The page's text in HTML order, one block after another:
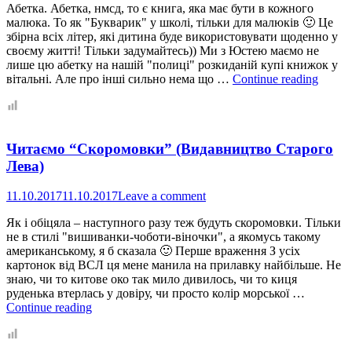
Абетка. Абетка, нмсд, то є книга, яка має бути в кожного
малюка. То як "Букварик" у школі, тільки для малюків 🙂 Це
збірна всіх літер, які дитина буде використовувати щоденно у
своєму житті! Тільки задумайтесь)) Ми з Юстею маємо не
лише цю абетку на нашій "полиці" розкиданій купі книжок у
вітальні. Але про інші сильно нема що … Continue reading
Читаємо “Скоромовки” (Видавництво Старого
Лева)
11.10.201711.10.2017Leave a comment
Як і обіцяла – наступного разу теж будуть скоромовки. Тільки
не в стилі "вишиванки-чоботи-віночки", а якомусь такому
американському, я б сказала 🙂 Перше враження З усіх
картонок від ВСЛ ця мене манила на прилавку найбільше. Не
знаю, чи то китове око так мило дивилось, чи то киця
руденька втерлась у довіру, чи просто колір морської …
Continue readingЧитаємо